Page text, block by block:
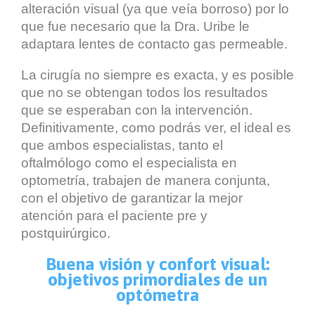
alteración visual (ya que veía borroso) por lo
que fue necesario que la Dra. Uribe le
adaptara lentes de contacto gas permeable.
La cirugía no siempre es exacta, y es posible
que no se obtengan todos los resultados
que se esperaban con la intervención.
Definitivamente, como podrás ver, el ideal es
que ambos especialistas, tanto el
oftalmólogo como el especialista en
optometría, trabajen de manera conjunta,
con el objetivo de garantizar la mejor
atención para el paciente pre y
postquirúrgico.
Buena visión y confort visual:
objetivos primordiales de un
optómetra